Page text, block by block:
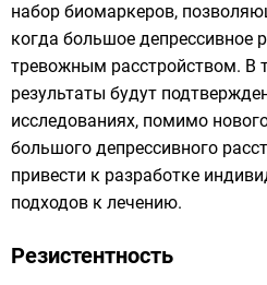
набор биомаркеров,
когда большое депрессивное
тревожным расстройством. В
результаты будут
исследованиях, помимо
большого депрессивного
привести к разработке
подходов к лечению.
Резистентность